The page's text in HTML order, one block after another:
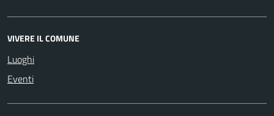
VIVERE IL COMUNE
Luoghi
Eventi